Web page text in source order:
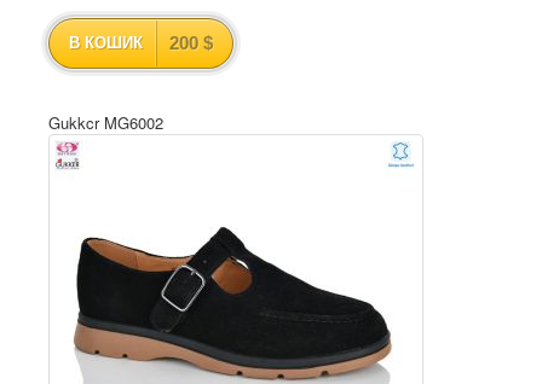
В КОШИК 200 $
Gukkcr MG6002